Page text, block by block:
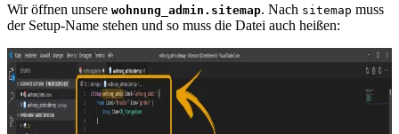
Wir öffnen unsere wohnung_admin.sitemap. Nach sitemap muss
der Setup-Name stehen und so muss die Datei auch heißen: